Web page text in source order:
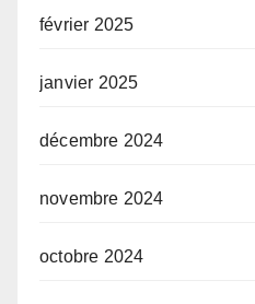
février 2025
janvier 2025
décembre 2024
novembre 2024
octobre 2024